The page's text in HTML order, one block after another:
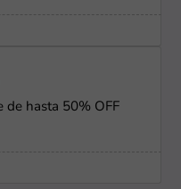
de hasta 50% OFF